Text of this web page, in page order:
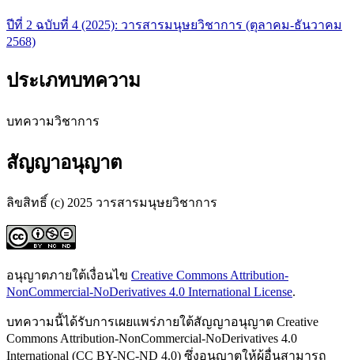
ปีที่ 2 ฉบับที่ 4 (2025): วารสารมนุษยวิชาการ (ตุลาคม-ธันวาคม
2568)
ประเภทบทความ
บทความวิชาการ
สัญญาอนุญาต
ลิขสิทธิ์ (c) 2025 วารสารมนุษยวิชาการ
อนุญาตภายใต้เงื่อนไข Creative Commons Attribution-
NonCommercial-NoDerivatives 4.0 International License.
บทความนี้ได้รับการเผยแพร่ภายใต้สัญญาอนุญาต Creative
Commons Attribution-NonCommercial-NoDerivatives 4.0
International (CC BY-NC-ND 4.0) ซึ่งอนุญาตให้ผู้อื่นสามารถ